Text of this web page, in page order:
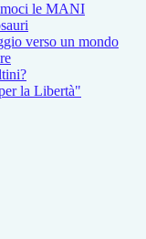
le MANI
verso un mondo
la Libertà"